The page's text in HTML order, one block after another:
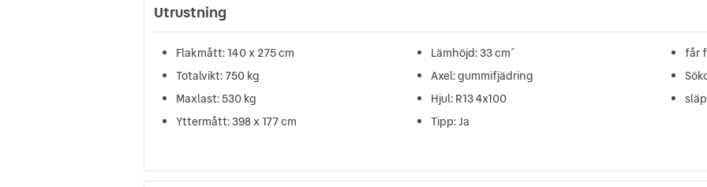
Utrustning
Flakmått: 140 x 275 cm
Totalvikt: 750 kg
Maxlast: 530 kg
Yttermått: 398 x 177 cm
Lämhöjd: 33 cm´
Axel: gummifjädring
Hjul: R13 4x100
Tipp: Ja
får